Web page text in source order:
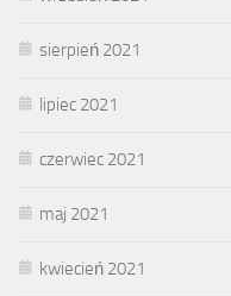
sierpień 2021
lipiec 2021
czerwiec 2021
maj 2021
kwiecień 2021